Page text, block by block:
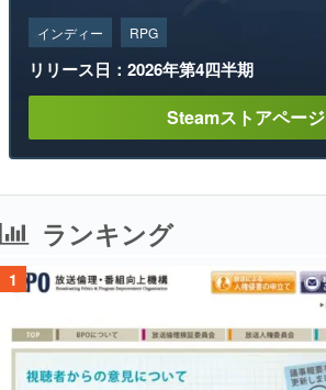
インディー RPG
リリース日：2026年第4四半期
Steamストアページ
ランキング
1